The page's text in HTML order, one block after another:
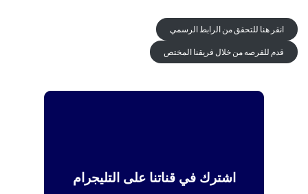
انقر هنا للتحقق من الرابط الرسمي
قدم للفرصه من خلال فريقنا المختص
اشترك في قناتنا على التليجرام